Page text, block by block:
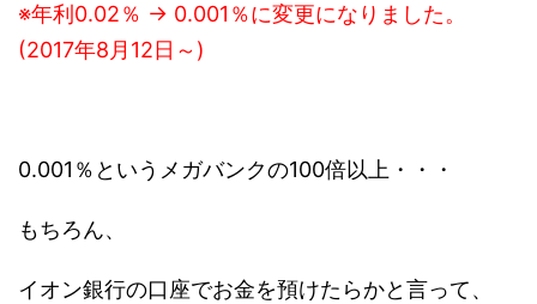
※年利0.02％ → 0.001％に変更になりました。
(2017年8月12日～)
0.001％というメガバンクの100倍以上・・・
もちろん、
イオン銀行の口座でお金を預けたらかと言って、